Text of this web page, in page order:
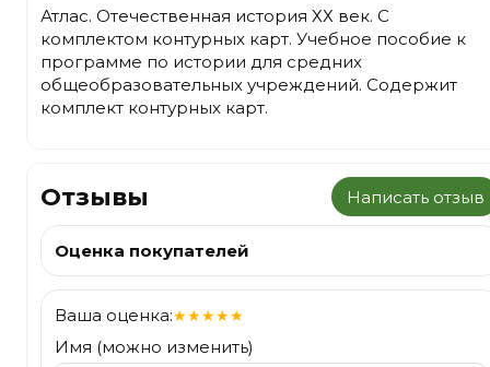
Атлас. Отечественная история ХХ век. С
комплектом контурных карт. Учебное пособие к
программе по истории для средних
общеобразовательных учреждений. Содержит
комплект контурных карт.
Отзывы Написать отзыв
Оценка покупателей
Ваша оценка:★★★★★
Имя (можно изменить)